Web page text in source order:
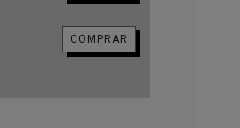
COMPRAR